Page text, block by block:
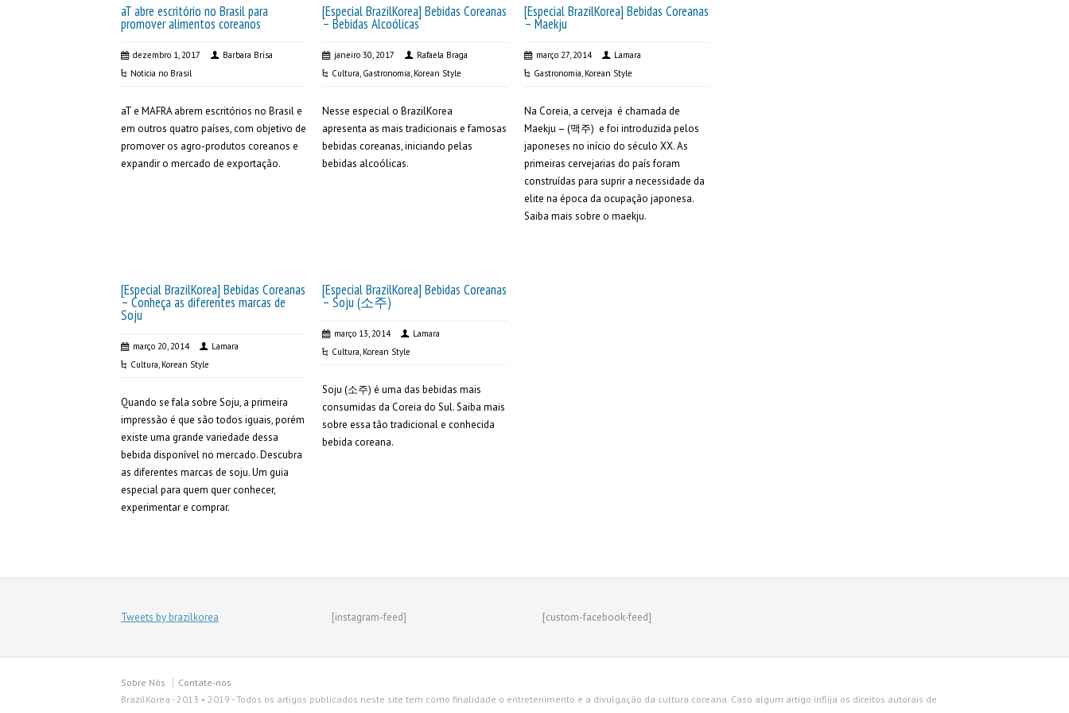
aT abre escritório no Brasil para
promover alimentos coreanos
dezembro 1, 2017
Barbara Brisa
Noticia no Brasil
aT e MAFRA abrem escritórios no Brasil e
em outros quatro países, com objetivo de
promover os agro-produtos coreanos e
expandir o mercado de exportação.
[Especial BrazilKorea] Bebidas Coreanas
– Bebidas Alcoólicas
janeiro 30, 2017
Rafaela Braga
Cultura, Gastronomia, Korean Style
Nesse especial o BrazilKorea
apresenta as mais tradicionais e famosas
bebidas coreanas, iniciando pelas
bebidas alcoólicas.
[Especial BrazilKorea] Bebidas Coreanas
– Maekju
março 27, 2014
Lamara
Gastronomia, Korean Style
Na Coreia, a cerveja é chamada de
Maekju – (맥주) e foi introduzida pelos
japoneses no início do século XX. As
primeiras cervejarias do país foram
construídas para suprir a necessidade da
elite na época da ocupação japonesa.
Saiba mais sobre o maekju.
[Especial BrazilKorea] Bebidas Coreanas
– Conheça as diferentes marcas de
Soju
março 20, 2014
Lamara
Cultura, Korean Style
Quando se fala sobre Soju, a primeira
impressão é que são todos iguais, porém
existe uma grande variedade dessa
bebida disponível no mercado. Descubra
as diferentes marcas de soju. Um guia
especial para quem quer conhecer,
experimentar e comprar.
[Especial BrazilKorea] Bebidas Coreanas
– Soju (소주)
março 13, 2014
Lamara
Cultura, Korean Style
Soju (소주) é uma das bebidas mais
consumidas da Coreia do Sul. Saiba mais
sobre essa tão tradicional e conhecida
bebida coreana.
Tweets by brazilkorea [instagram-feed] [custom-facebook-feed]
Sobre Nós
Contate-nos
BrazilKorea - 2013 • 2019 - Todos os artigos publicados neste site tem como finalidade o entretenimento e a divulgação da cultura coreana. Caso algum artigo inflija os direitos autorais de